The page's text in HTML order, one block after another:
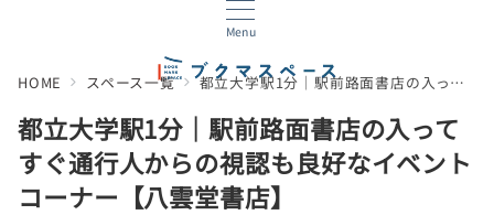
Menu
HOME スペース一覧 都立大学駅1分｜駅前路面書店の入ってすぐ通行人からの視認も良好なイベントコーナー【八雲堂書店】
都立大学駅1分｜駅前路面書店の入って
すぐ通行人からの視認も良好なイベント
コーナー【八雲堂書店】